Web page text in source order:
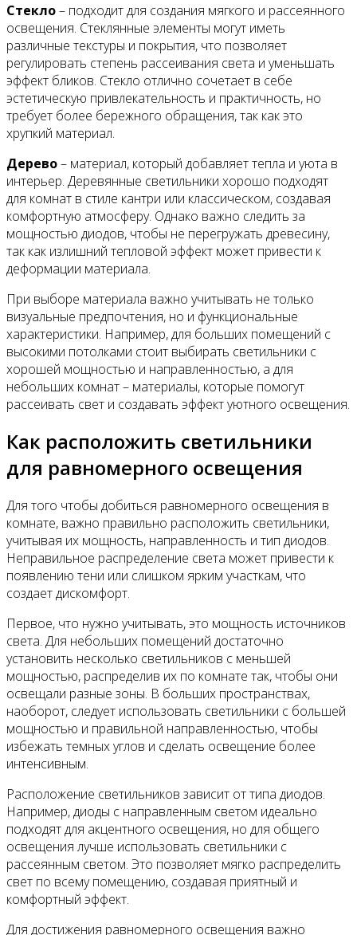
Стекло– подходит для создания мягкого и рассеянного
освещения. Стеклянные элементы могут иметь
различные текстуры и покрытия, что позволяет
регулировать степень рассеивания света и уменьшать
эффект бликов. Стекло отлично сочетает в себе
эстетическую привлекательность и практичность, но
требует более бережного обращения, так как это
хрупкий материал.
Дерево– материал, который добавляет тепла и уюта в
интерьер. Деревянные светильники хорошо подходят
для комнат в стиле кантри или классическом, создавая
комфортную атмосферу. Однако важно следить за
мощностью диодов, чтобы не перегружать древесину,
так как излишний тепловой эффект может привести к
деформации материала.
При выборе материала важно учитывать не только
визуальные предпочтения, но и функциональные
характеристики. Например, для больших помещений с
высокими потолками стоит выбирать светильники с
хорошей мощностью и направленностью, а для
небольших комнат – материалы, которые помогут
рассеивать свет и создавать эффект уютного освещения.
Как расположить светильники
для равномерного освещения
Для того чтобы добиться равномерного освещения в
комнате, важно правильно расположить светильники,
учитывая их мощность, направленность и тип диодов.
Неправильное распределение света может привести к
появлению тени или слишком ярким участкам, что
создает дискомфорт.
Первое, что нужно учитывать, это мощность источников
света. Для небольших помещений достаточно
установить несколько светильников с меньшей
мощностью, распределив их по комнате так, чтобы они
освещали разные зоны. В больших пространствах,
наоборот, следует использовать светильники с большей
мощностью и правильной направленностью, чтобы
избежать темных углов и сделать освещение более
интенсивным.
Расположение светильников зависит от типа диодов.
Например, диоды с направленным светом идеально
подходят для акцентного освещения, но для общего
освещения лучше использовать светильники с
рассеянным светом. Это позволяет мягко распределить
свет по всему помещению, создавая приятный и
комфортный эффект.
Для достижения равномерного освещения важно